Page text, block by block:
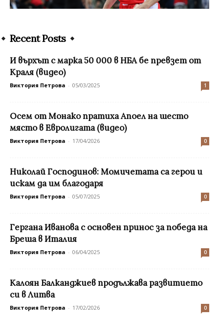
Recent Posts
И върхът с марка 50 000 в НБА бе превзет от
Краля (видео)
Виктория Петрова - 05/03/2025 1
Осем от Монако пратиха Апоел на шесто
място в Евролигата (видео)
Виктория Петрова - 17/04/2026 0
Николай Господинов: Момичетата са герои и
искам да им благодаря
Виктория Петрова - 05/07/2025 0
Гергана Иванова с основен принос за победа на
Бреша в Италия
Виктория Петрова - 06/04/2025 0
Калоян Балканджиев продължава развитието
си в Литва
Виктория Петрова - 17/02/2026 0